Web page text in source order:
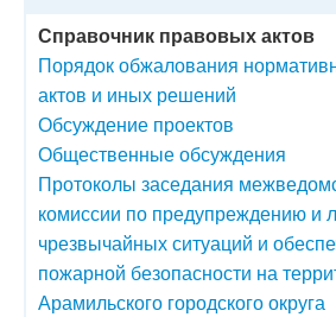
Справочник правовых актов
Порядок обжалования
актов и иных решений
Обсуждение проектов
Общественные обсуждения
Протоколы заседания
комиссии по предупреждению и
чрезвычайных ситуаций и
пожарной безопасности на
Арамильского городского округа